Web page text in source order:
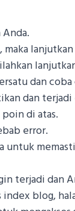
maka
dan
dan
di atas.
error.
terjadi dan
blog,